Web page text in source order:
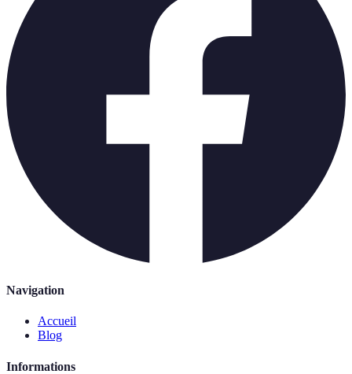
Navigation
Accueil
Blog
Informations